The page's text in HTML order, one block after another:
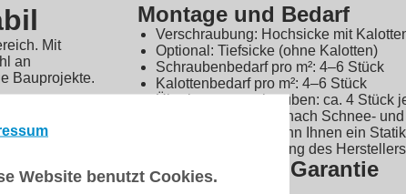
Website benutzt Cookies.
Mit
an
Bauprojekte.
Montage und Bedarf
Verschraubung: Hochsicke mit
Optional: Tiefsicke (ohne Kalotten)
Schraubenbedarf pro m²: 4–6 Stück
Kalottenbedarf pro m²: 4–6 Stück
Überlappungsschrauben: ca. 4 Stück
Angaben können je nach Schnee-
genaue Angaben kann Ihnen ein
Bitte Montageanleitung des
Hersteller und Garantie